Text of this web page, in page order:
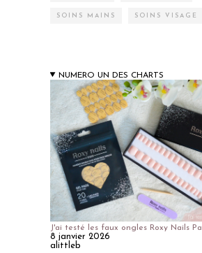
SOINS MAINS SOINS VISAGE
NUMERO UN DES CHARTS
J'ai testé les faux ongles Roxy Nails
8 janvier 2026
alittleb